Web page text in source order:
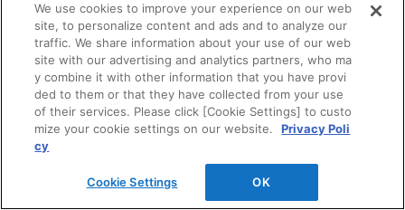
お問い合わせ
ログイン
建築・設計関係者様向けサイト
ユーザー登録サービス
WEB見積システム
We use cookies to improve your experience on our web
site, to personalize content and ads and to analyze our
traffic. We share information about your use of our web
site with our advertising and analytics partners, who ma
y combine it with other information that you have provi
ded to them or that they have collected from your use
of their services. Please click [Cookie Settings] to custo
mize your cookie settings on our website.
Privacy Poli
cy
Cookie Settings OK